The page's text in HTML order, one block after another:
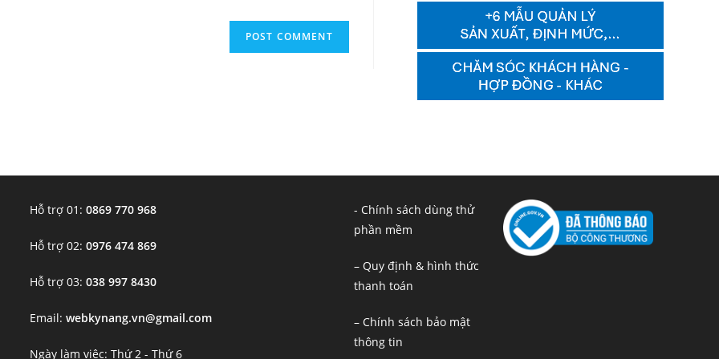
Hỗ trợ 01:0869 770 968
Hỗ trợ 02:0976 474 869
Hỗ trợ 03:038 997 8430
Email:webkynang.vn@gmail.com
Ngày làm việc: Thứ 2 - Thứ 6
- Chính sách dùng thử
phần mềm
– Quy định & hình thức
thanh toán
– Chính sách bảo mật
thông tin